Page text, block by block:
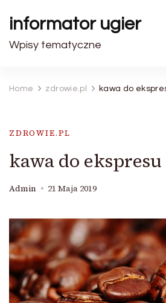
informator ugier
Wpisy tematyczne
Home zdrowie.pl kawa do
ZDROWIE.PL
kawa do
Admin 21 Maja 2019